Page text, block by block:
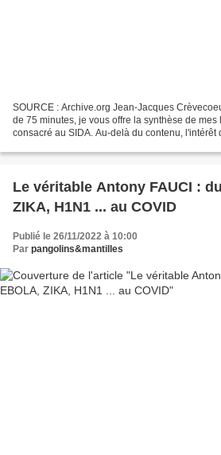
SOURCE : Archive.org Jean-Jacques
de 75 minutes, je vous offre la synthèse de
consacré au SIDA. Au-delà du contenu, l'intérêt
Le véritable Antony FAUCI :
ZIKA, H1N1 ... au COVID
Publié le 26/11/2022 à 10:00
Par pangolins&mantilles